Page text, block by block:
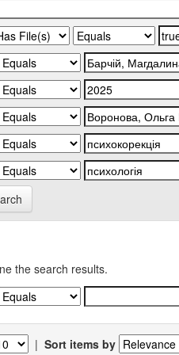
the search results.
| Sort items by